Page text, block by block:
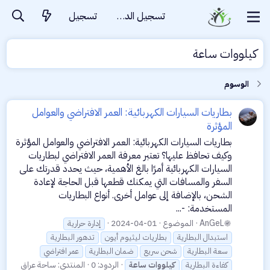
تسجيل الدخول تسجيل
كيلووات ساعة
الوسوم
بطاريات السيارات الكهربائية: العمر الافتراضي والعوامل
المؤثرة
بطاريات السيارات الكهربائية: العمر الافتراضي والعوامل المؤثرة
وكيف تحافظ عليها؟ تعتبر معرفة العمر الافتراضي لبطاريات
السيارات الكهربائية أمرًا بالغ الأهمية، حيث يحدد قدرتك على
السفر والمسافات التي يمكنك قطعها قبل الحاجة لإعادة
الشحن، بالإضافة إلى عوامل أخرى. أنواع البطاريات
المستخدمة: -...
AnGeL الموضوع 2024-04-01
إدارة حرارية
استبدال البطارية
بطاريات ليثيوم أيون
تدهور البطارية
سعة البطارية
شحن سريع ضمان البطارية
عمر افتراضي
كفاءة البطارية
كيلووات ساعة الردود: 0 المنتدى: ساحة عراق